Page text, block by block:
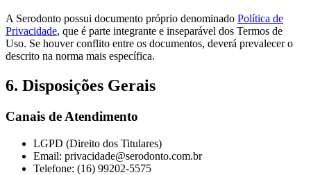
A Serodonto possui documento próprio denominado Política de
Privacidade, que é parte integrante e inseparável dos Termos de
Uso. Se houver conflito entre os documentos, deverá prevalecer o
descrito na norma mais específica.
6. Disposições Gerais
Canais de Atendimento
LGPD (Direito dos Titulares)
Email: privacidade@serodonto.com.br
Telefone: (16) 99202-5575